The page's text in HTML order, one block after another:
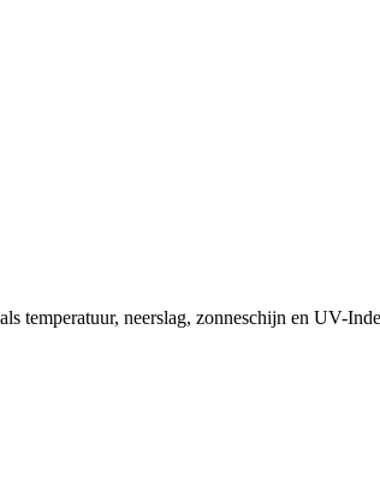
temperatuur, neerslag, zonneschijn en UV-